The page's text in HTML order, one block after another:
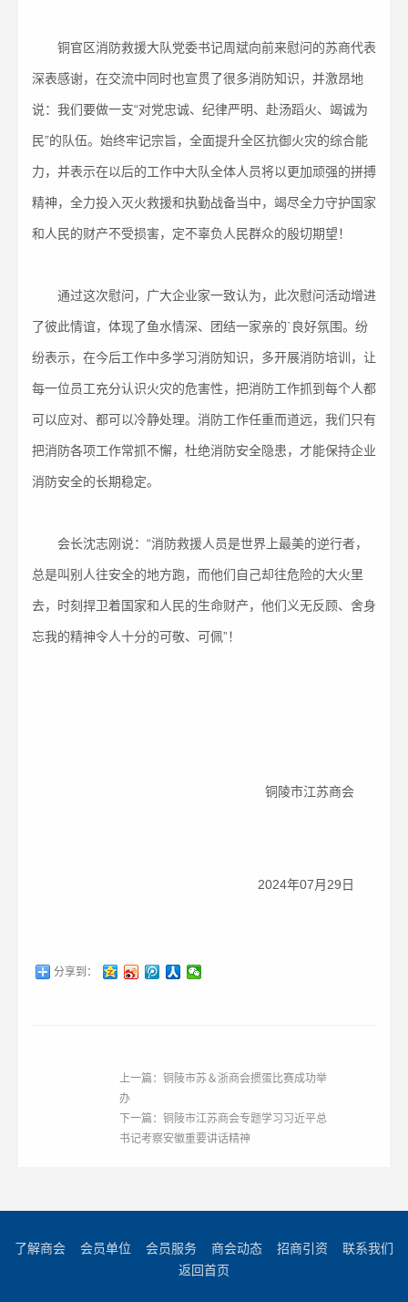
铜官区消防救援大队党委书记周斌向前来慰问的苏商代表
深表感谢，在交流中同时也宣贯了很多消防知识，并激昂地
说：我们要做一支“对党忠诚、纪律严明、赴汤蹈火、竭诚为
民”的队伍。始终牢记宗旨，全面提升全区抗御火灾的综合能
力，并表示在以后的工作中大队全体人员将以更加顽强的拼搏
精神，全力投入灭火救援和执勤战备当中，竭尽全力守护国家
和人民的财产不受损害，定不辜负人民群众的殷切期望！
通过这次慰问，广大企业家一致认为，此次慰问活动增进
了彼此情谊，体现了鱼水情深、团结一家亲的`良好氛围。纷
纷表示，在今后工作中多学习消防知识，多开展消防培训，让
每一位员工充分认识火灾的危害性，把消防工作抓到每个人都
可以应对、都可以冷静处理。消防工作任重而道远，我们只有
把消防各项工作常抓不懈，杜绝消防安全隐患，才能保持企业
消防安全的长期稳定。
会长沈志刚说：“消防救援人员是世界上最美的逆行者，
总是叫别人往安全的地方跑，而他们自己却往危险的大火里
去，时刻捍卫着国家和人民的生命财产，他们义无反顾、舍身
忘我的精神令人十分的可敬、可佩”！
铜陵市江苏商会
2024年07月29日
分享到：
上一篇：铜陵市苏＆浙商会掼蛋比赛成功举
办
下一篇：铜陵市江苏商会专题学习习近平总
书记考察安徽重要讲话精神
了解商会 会员单位 会员服务 商会动态 招商引资
联系我们
返回首页